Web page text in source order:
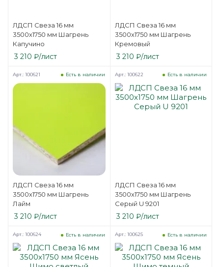
ЛДСП Свеза 16 мм
3500х1750 мм Шагрень
Капучино
3 210 ₽/лист
ЛДСП Свеза 16 мм
3500х1750 мм Шагрень
Кремовый
3 210 ₽/лист
ЛДСП Свеза 16 мм
3500х1750 мм Шагрень
Лайм
Есть в наличии
Арт.: 100621
3 210 ₽/лист
ЛДСП Свеза 16 мм
3500х1750 мм Шагрень
Серый U 9201
Есть в наличии
Арт.: 100622
3 210 ₽/лист
Есть в наличии
Арт.: 100624 Есть в наличии
Арт.: 100625